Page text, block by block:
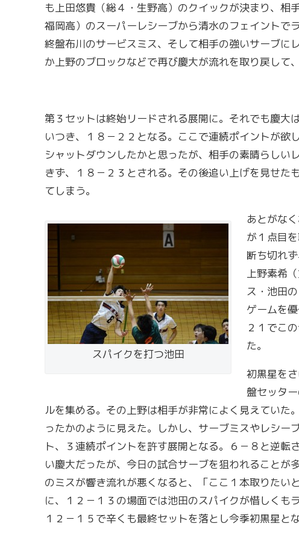
も上田悠貴（総４・生野高）のクイックが決まり、相
福岡高）のスーパーレシーブから清水のフェイントで
終盤布川のサービスミス、そして相手の強いサーブに
か上野のブロックなどで再び慶大が流れを取り戻して
第３セットは終始リードされる展開に。それでも慶大
いつき、１８－２２となる。ここで連続ポイントが欲
シャットダウンしたかと思ったが、相手の素晴らしい
きず、１８－２３とされる。その後追い上げを見せた
てしまう。
スパイクを打つ池田
あとがな
が１点目
断ち切れ
上野素希
ス・池田
ゲームを
２１でこ
た。
初黒星を
盤セッタ
ルを集める。その上野は相手が非常によく見えていた
ったかのように見えた。しかし、サーブミスやレシ
ト、３連続ポイントを許す展開となる。６－８と逆
い慶大だったが、今日の試合サーブを狙われることが
のミスが響き流れが悪くなると、「ここ１本取りたい
に、１２－１３の場面では池田のスパイクが惜しくも
１２－１５で辛くも最終セットを落とし今季初黒星とな